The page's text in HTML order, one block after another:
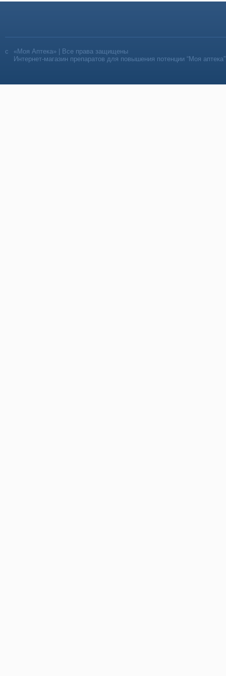
«Моя Аптека» | Все права защищены
Интернет-магазин препаратов для повышения потенции “Моя